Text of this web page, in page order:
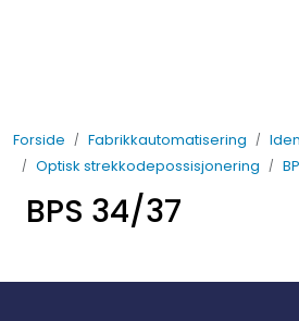
Forside Fabrikkautomatisering
Optisk strekkodepossisjonering
BPS 34/37
Fabrikkautomatisering
Prosessautomatisering